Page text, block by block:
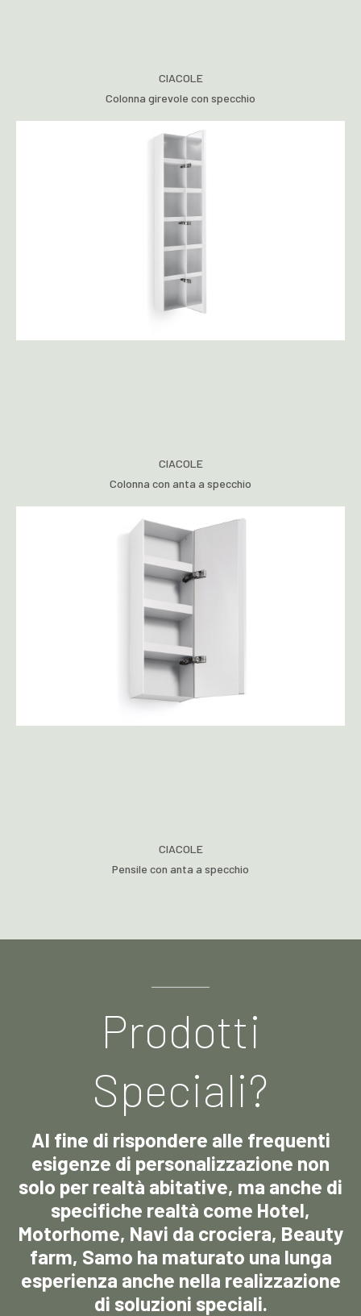
CIACOLE
Colonna girevole con specchio
CIACOLE
Colonna con anta a specchio
CIACOLE
Pensile con anta a specchio
Prodotti
Speciali?
Al fine di rispondere alle frequenti
esigenze di personalizzazione non
solo per realtà abitative, ma anche di
specifiche realtà come Hotel,
Motorhome, Navi da crociera, Beauty
farm, Samo ha maturato una lunga
esperienza anche nella realizzazione
di soluzioni speciali.